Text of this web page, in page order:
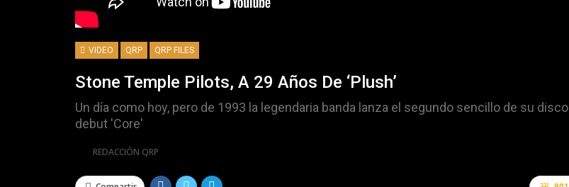
VIDEO QRP QRP FILES
Stone Temple Pilots, A 29 Años De ‘Plush’
Un día como hoy, pero de 1993 la legendaria banda lanza el segundo sencillo de su disco
debut 'Core'
REDACCIÓN QRP